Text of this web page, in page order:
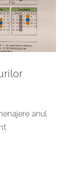
anul